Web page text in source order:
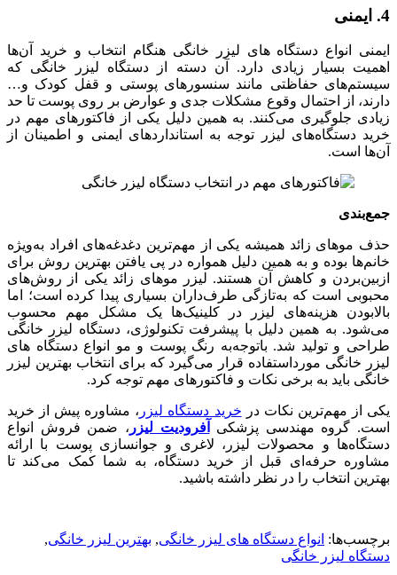
4. ایمنی
ایمنی انواع دستگاه های لیزر خانگی هنگام انتخاب و خرید آن‌ها
اهمیت بسیار زیادی دارد. آن دسته از دستگاه لیزر خانگی که
سیستم‌های حفاظتی مانند سنسورهای پوستی و قفل کودک و…
دارند، از احتمال وقوع مشکلات جدی و عوارض بر روی پوست تا حد
زیادی جلوگیری می‌کنند. به همین دلیل یکی از فاکتورهای مهم در
خرید دستگاه‌های لیزر توجه به استانداردهای ایمنی و اطمینان از
آن‌ها است.
جمع‌بندی
حذف موهای زائد همیشه یکی از مهم‌ترین دغدغه‌های افراد به‌ویژه
خانم‌ها بوده و به همین دلیل همواره در پی یافتن بهترین روش برای
ازبین‌بردن و کاهش آن هستند. لیزر موهای زائد یکی از روش‌های
محبوبی است که به‌تازگی طرف‌داران بسیاری پیدا کرده است؛‌ اما
بالابودن هزینه‌های لیزر در کلینیک‌ها یک مشکل مهم محسوب
می‌شود. به همین دلیل با پیشرفت تکنولوژی، دستگاه لیزر خانگی
طراحی و تولید شد. باتوجه‌به رنگ پوست و مو انواع دستگاه های
لیزر خانگی مورداستفاده قرار می‌گیرد که برای انتخاب بهترین لیزر
خانگی باید به برخی نکات و فاکتورهای مهم توجه کرد.
یکی از مهم‌ترین نکات در خرید دستگاه لیزر ، مشاوره پیش از خرید
است. گروه مهندسی پزشکی
آفرودیت لیزر ، ضمن فروش انواع
دستگاه‌ها و محصولات لیزر، لاغری و جوانسازی پوست با ارائه
مشاوره حرفه‌ای قبل از خرید دستگاه، به شما کمک می‌کند تا
بهترین انتخاب را در نظر داشته باشید.
برچسب‌ها: انواع دستگاه های لیزر خانگی, بهترین لیزر خانگی,
دستگاه لیزر خانگی